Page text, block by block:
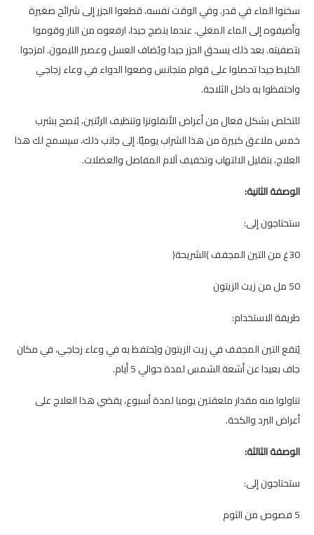
سخنوا الماء في قدر. وفي الوقت نفسه، قطعوا الجزر إلى شرائح صغيرة
وأضيفوه إلى الماء المغلي. عندما ينضج جيدا، ارفعوه من النار وقوموا
بتصفيته. بعد ذلك يسحق الجزر جيدا ويُضاف العسل وعصير الليمون. امزجوا
الخليط جيدا تحصلوا على قوام متجانس وضعوا الدواء في وعاء زجاجي
واحتفظوا به داخل الثلاجة.
للتخلص بشكل فعال من أعراض الأنفلونزا وتنظيف الرئتين، يُنصح بشرب
خمس ملاعق كبيرة من هذا الشراب يوميًا. إلى جانب ذلك، سيسمح لك هذا
العلاج، بتقليل الالتهاب وتخفيف آلام المفاصل والعضلات.
الوصفة الثانية:
ستحتاجون إلى:
30غ من التين المجفف )الشريحة(
50 مل من زيت الزيتون
طريقة الاستخدام:
يُنقع التين المجفف في زيت الزيتون ويُحتفظ به في وعاء زجاجي، في مكان
جاف بعيدا عن أشعة الشمس لمدة حوالي 5 أيام.
تناولوا منه مقدار ملعقتين يوميا لمدة أسبوع، يقضي هذا العلاج على
أعراض البرد والكحة.
الوصفة الثالثة:
ستحتاجون إلى:
5 فصوص من الثوم